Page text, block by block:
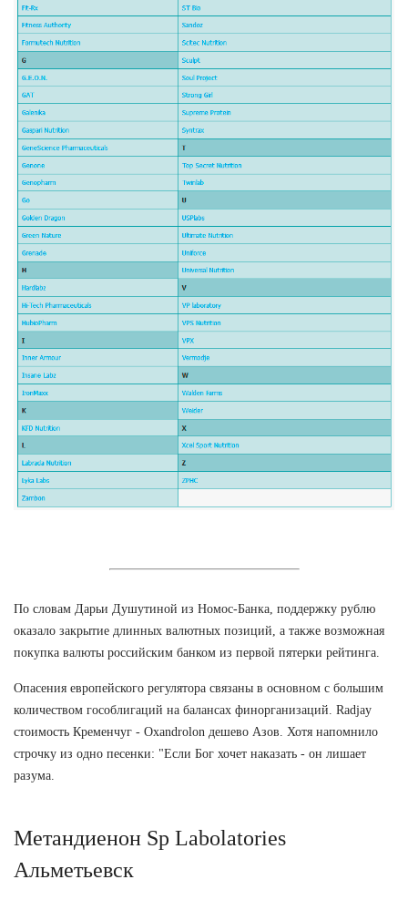
По словам Дарьи Душутиной из Номос-Банка, поддержку рублю
оказало закрытие длинных валютных позиций, а также возможная
покупка валюты российским банком из первой пятерки рейтинга.
Опасения европейского регулятора связаны в основном с большим
количеством гособлигаций на балансах финорганизаций. Radjay
стоимость Кременчуг - Oxandrolon дешево Азов. Хотя напомнило
строчку из одно песенки: "Если Бог хочет наказать - он лишает
разума.
Метандиенон Sp Labolatories
Альметьевск